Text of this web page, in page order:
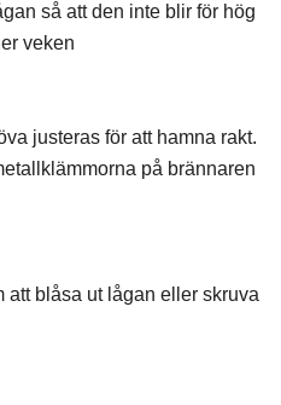
så att den inte blir för hög
veken
justeras för att hamna rakt.
på brännaren
att blåsa ut lågan eller skruva